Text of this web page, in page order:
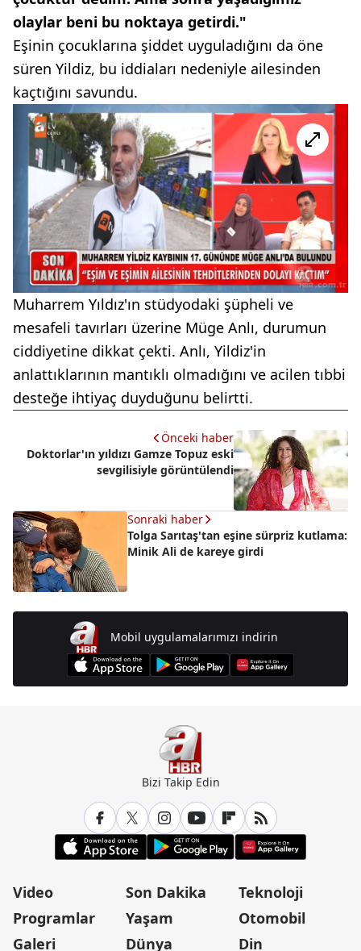
olaylar beni bu noktaya getirdi."
Eşinin çocuklarına şiddet uyguladığını da öne
süren Yildiz, bu iddiaları nedeniyle ailesinden
kaçtığını savundu.
Muharrem Yıldız'ın stüdyodaki şüpheli ve
mesafeli tavırları üzerine Müge Anlı, durumun
ciddiyetine dikkat çekti. Anlı, Yildiz'in
anlattıklarının mantıklı olmadığını ve acilen tıbbi
desteğe ihtiyaç duyduğunu belirtti.
Önceki haber
Doktorlar'ın yıldızı Gamze Topuz eski
sevgilisiyle görüntülendi
Sonraki haber
Tolga Sarıtaş'tan eşine sürpriz kutlama:
Minik Ali de kareye girdi
Mobil uygulamalarımızı indirin
Bizi Takip Edin
Video
Programlar
Galeri
Son Dakika
Yaşam
Dünya
Teknoloji
Otomobil
Din